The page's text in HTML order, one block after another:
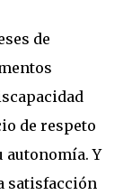
de
de respeto
autonomía. Y
satisfacción